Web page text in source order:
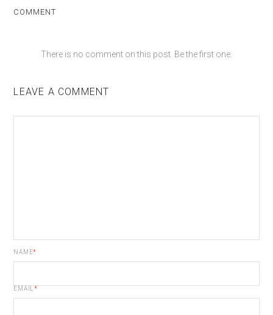
COMMENT
There is no comment on this post. Be the first one.
LEAVE A COMMENT
NAME*
EMAIL*